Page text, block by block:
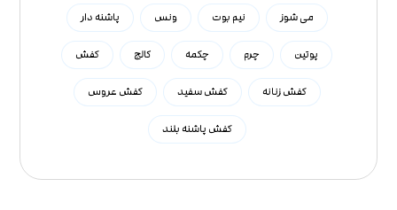
می شوز نیم بوت ونس پاشنه دار
پوتین چرم چکمه کالج کفش
کفش زنانه کفش سفید کفش عروس
کفش پاشنه بلند